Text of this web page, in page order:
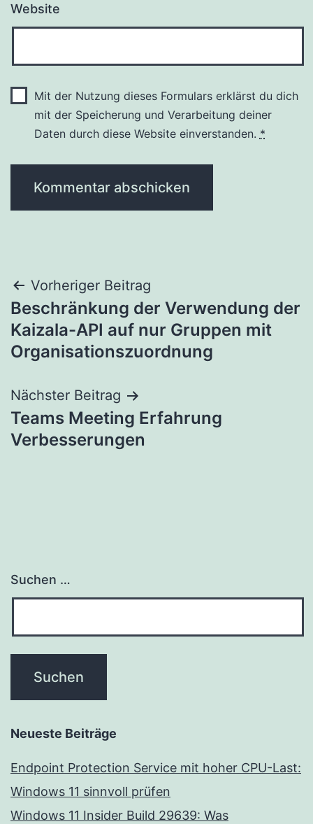
Website
Mit der Nutzung dieses Formulars erklärst du dich
mit der Speicherung und Verarbeitung deiner
Daten durch diese Website einverstanden. *
Beitragsnavigation
Vorheriger Beitrag
Beschränkung der Verwendung der
Kaizala-API auf nur Gruppen mit
Organisationszuordnung
Nächster Beitrag
Teams Meeting Erfahrung
Verbesserungen
Suchen …
Neueste Beiträge
Endpoint Protection Service mit hoher CPU-Last:
Windows 11 sinnvoll prüfen
Windows 11 Insider Build 29639: Was